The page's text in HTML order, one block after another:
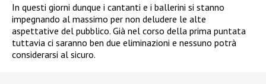
In questi giorni dunque i cantanti e i ballerini si stanno
impegnando al massimo per non deludere le alte
aspettative del pubblico. Già nel corso della prima puntata
tuttavia ci saranno ben due eliminazioni e nessuno potrà
considerarsi al sicuro.